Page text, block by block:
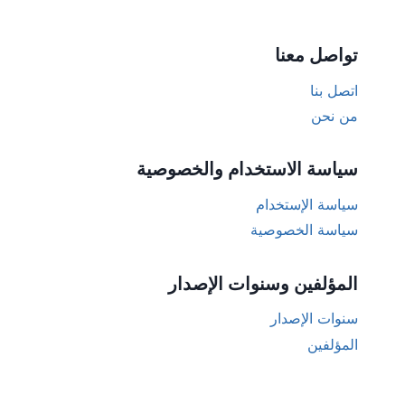
تواصل معنا
اتصل بنا
من نحن
سياسة الاستخدام والخصوصية
سياسة الإستخدام
سياسة الخصوصية
المؤلفين وسنوات الإصدار
سنوات الإصدار
المؤلفين